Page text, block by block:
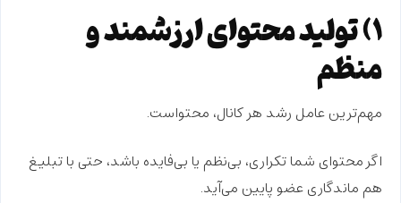
۱) تولید محتوای ارزشمند و
منظم
مهم‌ترین عامل رشد هر کانال، محتواست.
اگر محتوای شما تکراری، بی‌نظم یا بی‌فایده باشد، حتی با تبلیغ
هم ماندگاری عضو پایین می‌آید.